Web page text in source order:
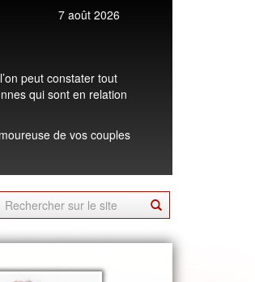
7 août 2026
peut constater tout
qui sont en relation
de vos couples